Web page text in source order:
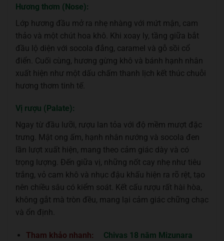
Hương thơm (Nose):
Lớp hương đầu mở ra nhẹ nhàng với mứt mận, cam
thảo và một chút hoa khô. Khi xoay ly, tầng giữa bắt
đầu lộ diện với socola đắng, caramel và gỗ sồi cổ
điển. Cuối cùng, hương gừng khô và bánh hạnh nhân
xuất hiện như một dấu chấm thanh lịch kết thúc chuỗi
hương thơm tinh tế.
Vị rượu (Palate):
Ngay từ đầu lưỡi, rượu lan tỏa với độ mềm mượt đặc
trưng. Mật ong ấm, hạnh nhân nướng và socola đen
lần lượt xuất hiện, mang theo cảm giác dày và có
trọng lượng. Đến giữa vị, những nốt cay nhẹ như tiêu
trắng, vỏ cam khô và nhục đậu khấu hiện ra rõ rệt, tạo
nên chiều sâu có kiểm soát. Kết cấu rượu rất hài hòa,
không gắt mà tròn đều, mang lại cảm giác chững chạc
và ổn định.
Tham khảo nhanh:
Chivas 18 năm Mizunara